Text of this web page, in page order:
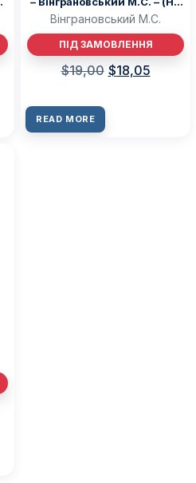
Богдан)
Вінграновський М.С.
ПІД ЗАМОВЛЕННЯ
$19,00 $18,05
READ MORE